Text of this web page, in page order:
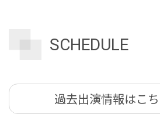
SCHEDULE
過去出演情報はこ